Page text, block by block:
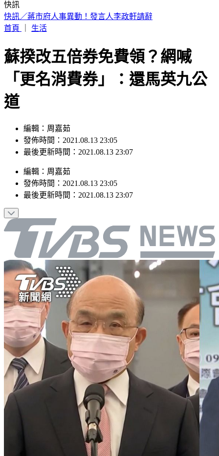
快訊
方志友離婚前暴瘦10公斤 談楊銘威這樣說
首頁
生活
蘇揆改五倍券免費領？網喊
「更名消費券」：還馬英九公
道
編輯：周嘉茹
發佈時間：2021.08.13 23:05
最後更新時間：2021.08.13 23:07
編輯 ： 周嘉茹
發佈時間： 2021.08.13 23:05
最後更新時間： 2021.08.13 23:07